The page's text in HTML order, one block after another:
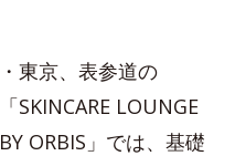
・東京、表参道の
「SKINCARE LOUNGE
BY ORBIS」では、基礎